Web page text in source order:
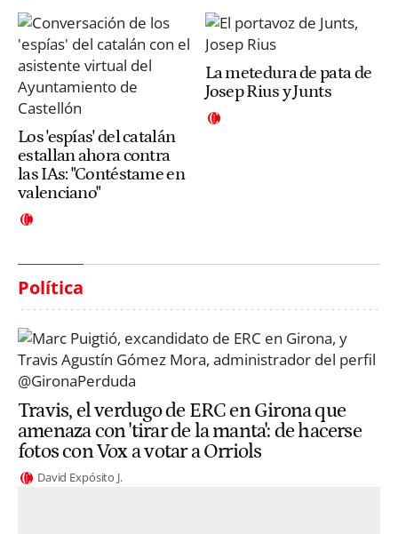
Los 'espías' del catalán
estallan ahora contra
las IAs: "Contéstame en
valenciano"
La metedura de pata de
Josep Rius y Junts
Política
Travis, el verdugo de ERC en Girona que
amenaza con 'tirar de la manta': de hacerse
fotos con Vox a votar a Orriols
David Expósito J.